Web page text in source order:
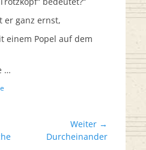
er ganz ernst,
einem Popel auf dem
…
Weiter →
NächsterDurcheinander